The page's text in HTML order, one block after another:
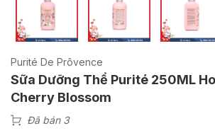
Purité De Prôvence
Sữa Dưỡng Thể Purité 250ML
Cherry Blossom
Đã bán 3